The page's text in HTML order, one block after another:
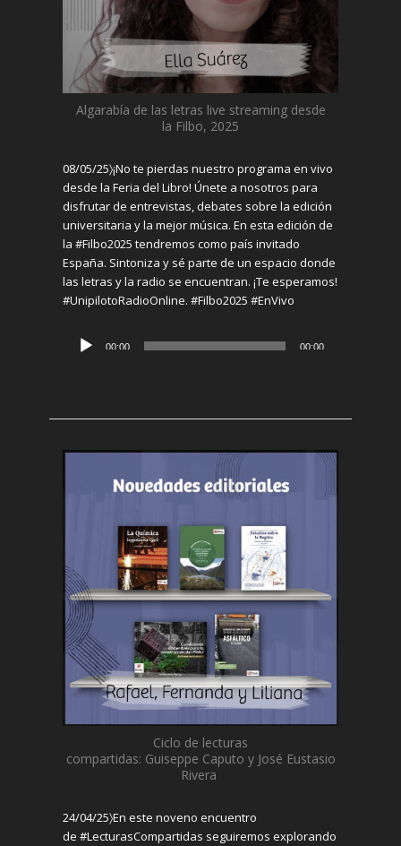
Algarabía de las letras live streamingdesde
la Filbo, 2025
08/05/25〉¡No te pierdas nuestro programa en vivo
desde la Feria del Libro! Únete a nosotros para
disfrutar de entrevistas, debates sobre la edición
universitaria y la mejor música. En esta edición de
la #Filbo2025 tendremos como país invitado
España. Sintoniza y sé parte de un espacio donde
las letras y la radio se encuentran. ¡Te esperamos!
#UnipilotoRadioOnline. #Filbo2025 #EnVivo
Reproductor
00:00 00:00
Ciclo de lecturas
compartidas: Guiseppe Caputo y José Eustasio
Rivera
24/04/25〉En este noveno encuentro
de #LecturasCompartidas seguiremos explorando